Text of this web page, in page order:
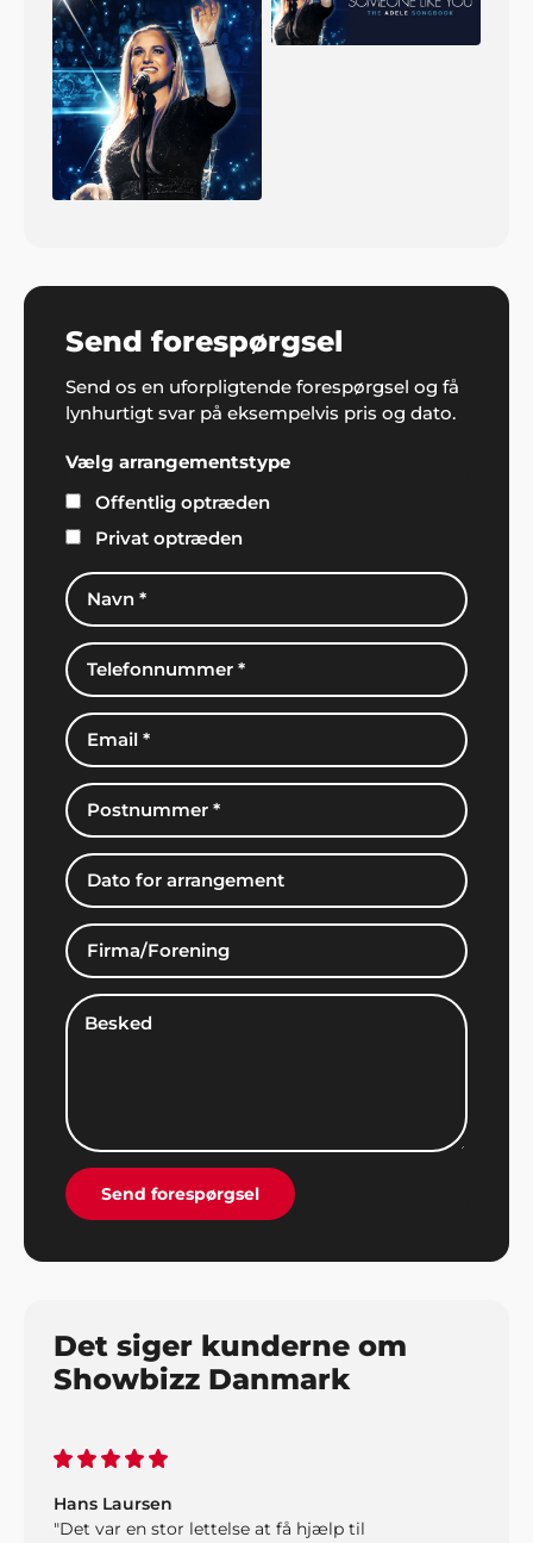
Send forespørgsel
Send os en uforpligtende forespørgsel og få
lynhurtigt svar på eksempelvis pris og dato.
Vælg arrangementstype
Offentlig optræden
Privat optræden
Send forespørgsel
Det siger kunderne om
Showbizz Danmark
Jeanne, Roskilde
"Godt med gode ideer, når man ikke selv har
nogen. Vi havde en helt genial fest, takket være
Showbizz Danmark".
Henrik Jørgensen, Haderslev
"Alt klappede bare. Fedt band og masser af
danseglade gæster. Tak til Showbizz Danmark".
Hans Laursen
"Det var en stor lettelse at få hjælp til